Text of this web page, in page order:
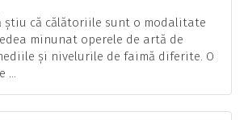
că călătoriile sunt o modalitate
minunat operele de artă de
și nivelurile de faimă diferite. O
...